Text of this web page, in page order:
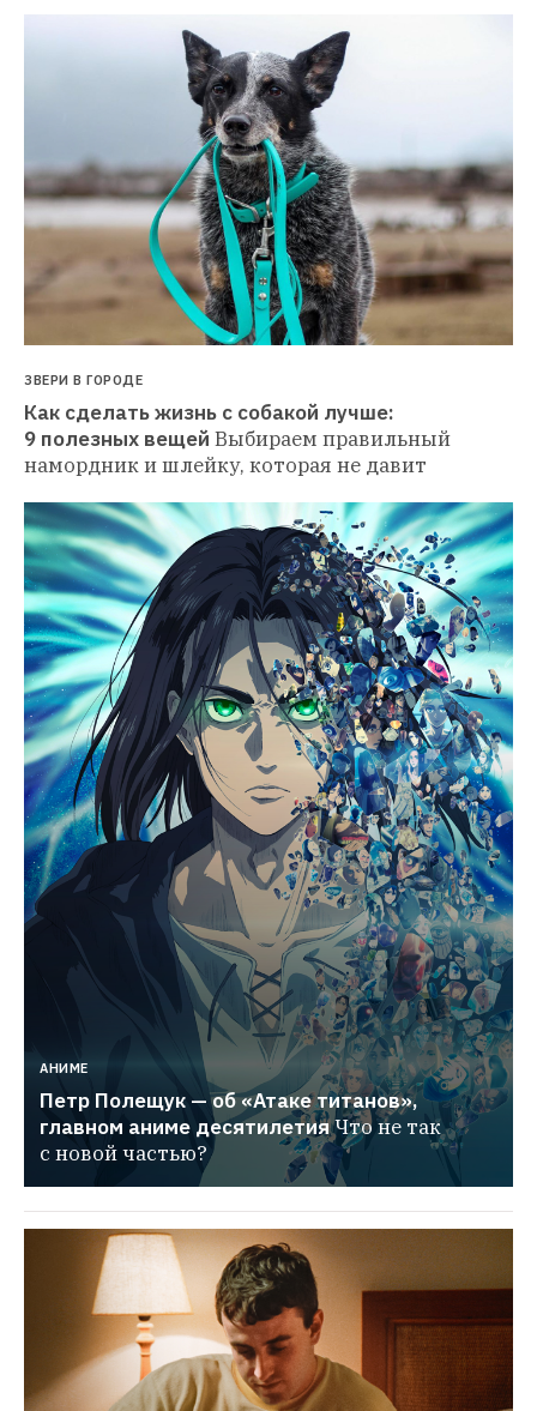
ЗВЕРИ В ГОРОДЕ
Как сделать жизнь с собакой лучше:
9 полезных вещей Выбираем правильный
намордник и шлейку, которая не давит
АНИМЕ
Петр Полещук — об «Атаке титанов»,
главном аниме десятилетияЧто не так
с новой частью?